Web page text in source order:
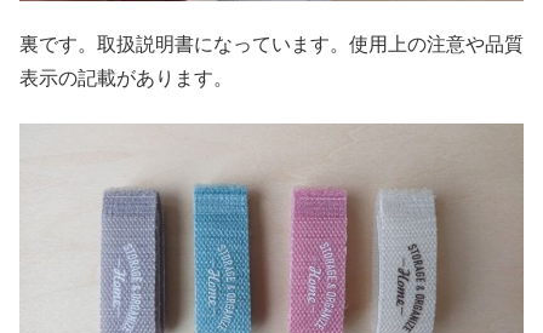
裏です。取扱説明書になっています。使用上の注意や品質
表示の記載があります。